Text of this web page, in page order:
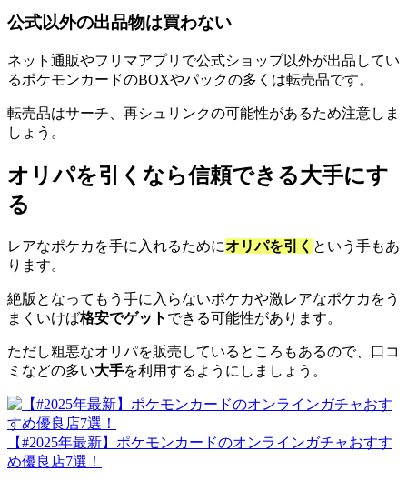
公式以外の出品物は買わない
ネット通販やフリマアプリで公式ショップ以外が出品してい
るポケモンカードのBOXやパックの多くは転売品です。
転売品はサーチ、再シュリンクの可能性があるため注意しま
しょう。
オリパを引くなら信頼できる大手にす
る
レアなポケカを手に入れるためにオリパを引く という手もあ
ります。
絶版となってもう手に入らないポケカや激レアなポケカをう
まくいけば格安でゲット できる可能性があります。
ただし粗悪なオリパを販売しているところもあるので、口コ
ミなどの多い大手を利用するようにしましょう。
【#2025年最新】ポケモンカードのオンラインガチャおすす
め優良店7選！